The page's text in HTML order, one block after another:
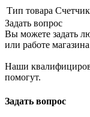
Тип товара Счетчик
Задать вопрос
Вы можете задать
или работе
Наши
помогут.
Задать вопрос